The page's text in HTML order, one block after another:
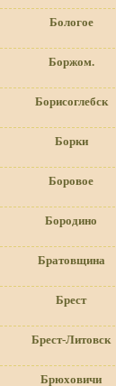
Бологое
Боржом.
Борисоглебск
Борки
Боровое
Бородино
Братовщина
Брест
Брест-Литовск
Брюховичи